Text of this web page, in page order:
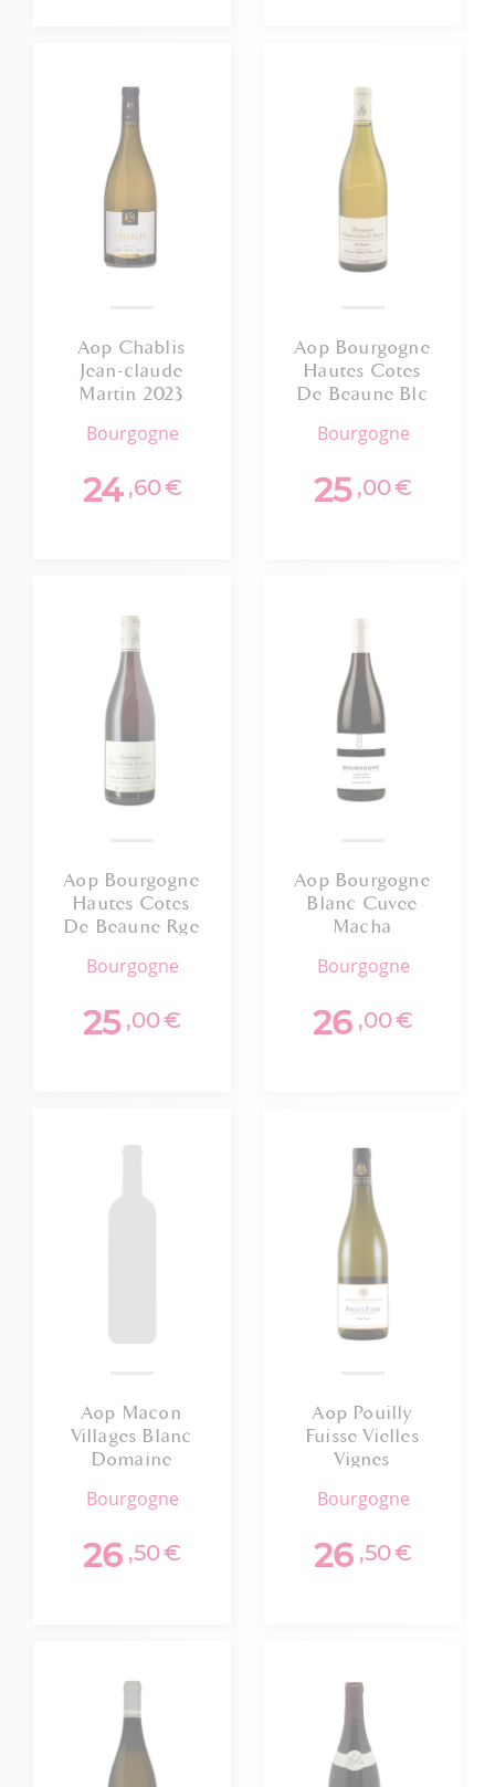
Aop Chablis
Jean-claude
Martin 2023
bourgogne
24 ,60€
Aop Bourgogne
Hautes Cotes
De Beaune Blc
2024
bourgogne
25 ,00€
Aop Bourgogne
Hautes Cotes
De Beaune Rge
2025
bourgogne
25 ,00€
Aop Bourgogne
Blanc Cuvee
Macha
Leymarie Ceci
bourgogne
26 ,00€
Aop Macon
Villages Blanc
Domaine
2023 75cl Bio
bourgogne
26 ,50€
Aop Pouilly
Fuisse Vielles
Vignes
2024
bourgogne
26 ,50€